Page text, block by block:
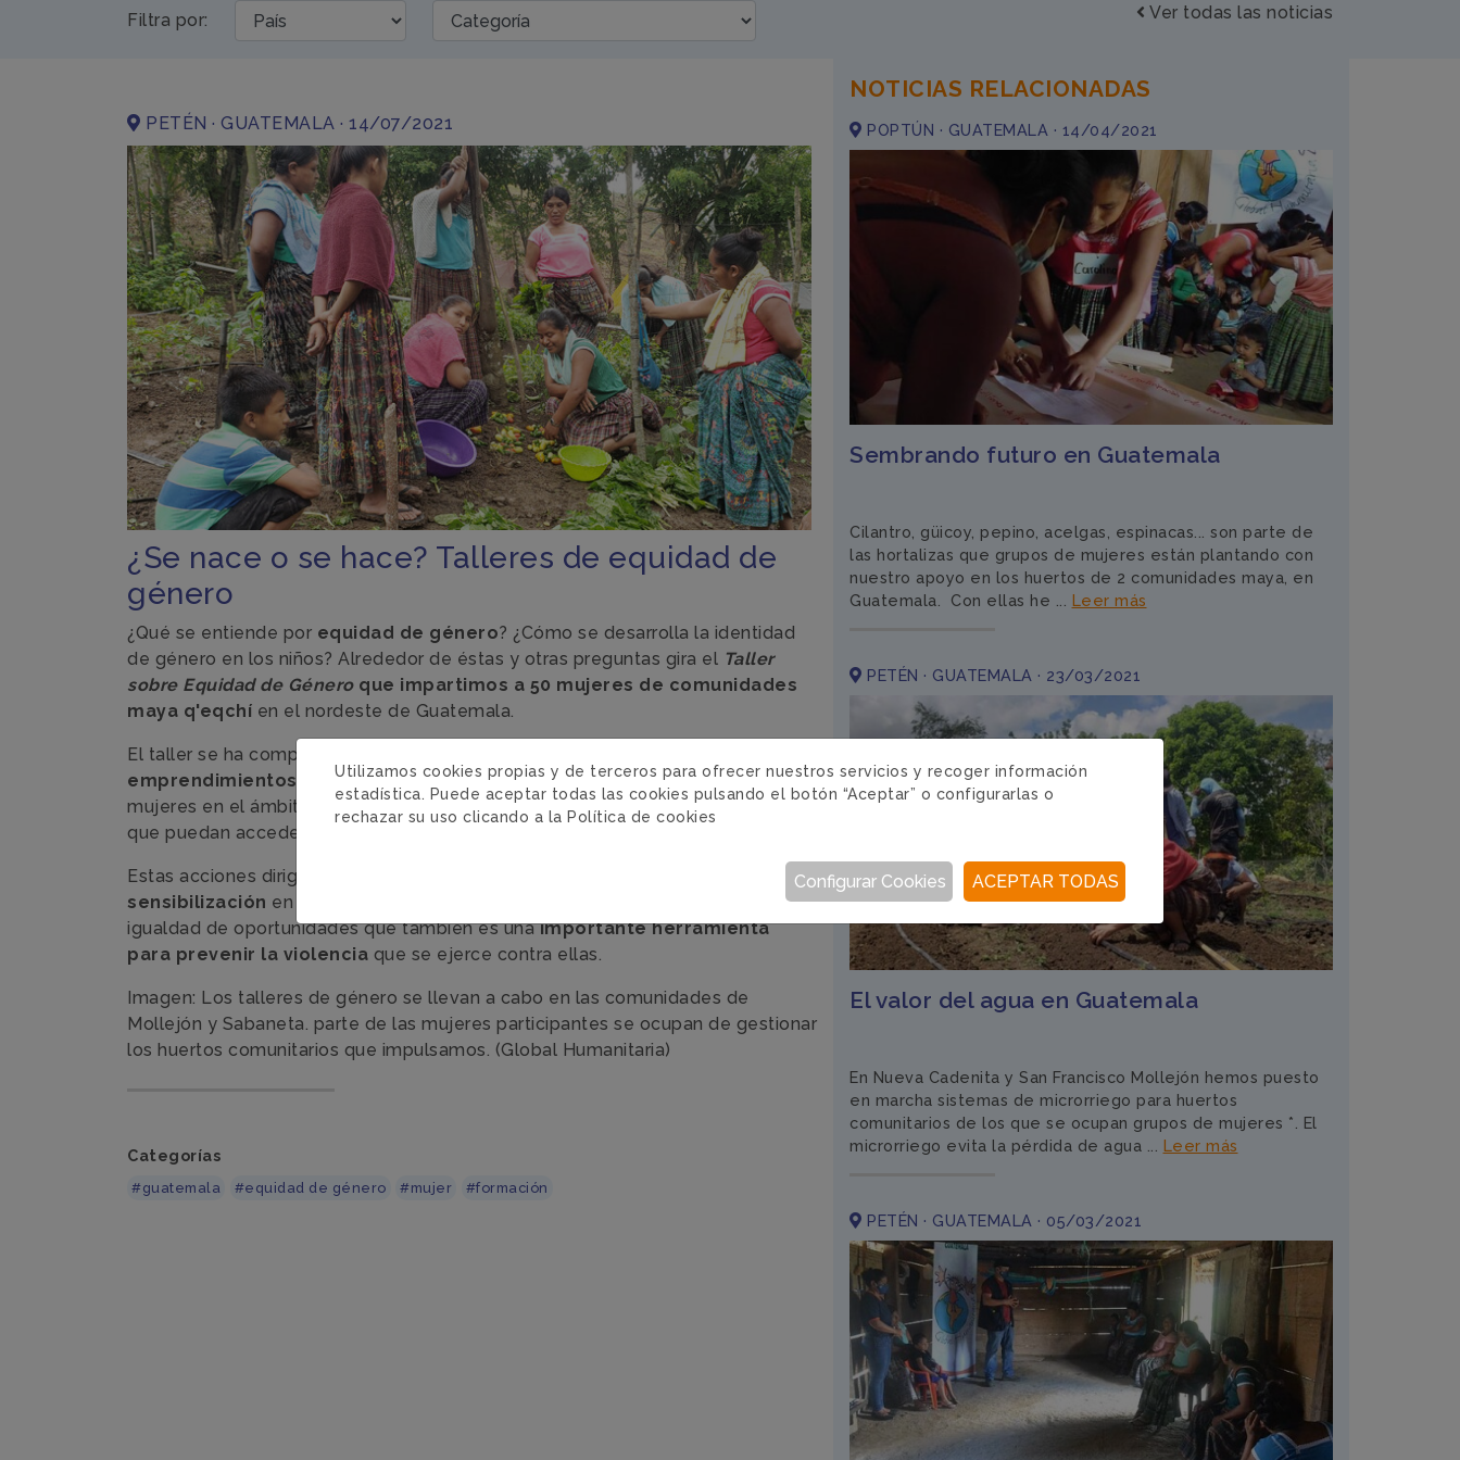
Filtra por: Ver todas las noticias
PETÉN · GUATEMALA · 14/07/2021
¿Se nace o se hace? Talleres de equidad de
género
¿Qué se entiende por equidad de género? ¿Cómo se desarrolla la identidad
de género en los niños? Alrededor de éstas y otras preguntas gira el Taller
sobre Equidad de Géneroque impartimos a 50 mujeres de comunidades
maya q'eqchí en el nordeste de Guatemala.
El taller se ha completado con
emprendimientos familiaresy su objetivo es promover el papel de las
mujeres en el ámbito comunitario y económico, que conozcan sus derechos y
que puedan acceder a ejercerlos en igualdad de condiciones.
Estas acciones dirigidas a mujeres se acompañan de
sensibilización en radios locales sobre la igualdad de género y el principio de
igualdad de oportunidades que también es unaimportante herramienta
para prevenir la violencia que se ejerce contra ellas.
Imagen: Los talleres de género se llevan a cabo en las comunidades de
Mollejón y Sabaneta. parte de las mujeres participantes se ocupan de gestionar
los huertos comunitarios que impulsamos. (Global Humanitaria)
Categorías
#guatemala #equidad de género #mujer #formación
NOTICIAS RELACIONADAS
POPTÚN · GUATEMALA · 14/04/2021
Sembrando futuro en Guatemala
Cilantro, güicoy, pepino, acelgas, espinacas... son parte de
las hortalizas que grupos de mujeres están plantando con
nuestro apoyo en los huertos de 2 comunidades maya, en
Guatemala. Con ellas he ... Leer más
PETÉN · GUATEMALA · 23/03/2021
El valor del agua en Guatemala
En Nueva Cadenita y San Francisco Mollejón hemos puesto
en marcha sistemas de microrriego para huertos
comunitarios de los que se ocupan grupos de mujeres *. El
microrriego evita la pérdida de agua ... Leer más
PETÉN · GUATEMALA · 05/03/2021
Utilizamos cookies propias y de terceros para ofrecer nuestros servicios y recoger información
estadística. Puede aceptar todas las cookies pulsando el botón “Aceptar” o configurarlas o
rechazar su uso clicando a la Política de cookies
ACEPTAR TODAS
Configurar Cookies